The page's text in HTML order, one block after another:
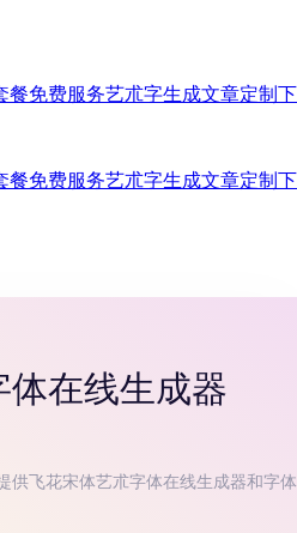
餐免费服务艺朮字生成文章定制下
餐免费服务艺朮字生成文章定制下
体在线生成器
供飞花宋体艺朮字体在线生成器和字